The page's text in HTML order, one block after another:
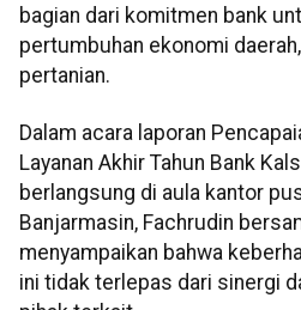
bagian dari komitmen bank
pertumbuhan ekonomi
pertanian.
Dalam acara laporan
Layanan Akhir Tahun Bank
berlangsung di aula kantor
Banjarmasin, Fachrudin
menyampaikan bahwa
ini tidak terlepas dari sinergi